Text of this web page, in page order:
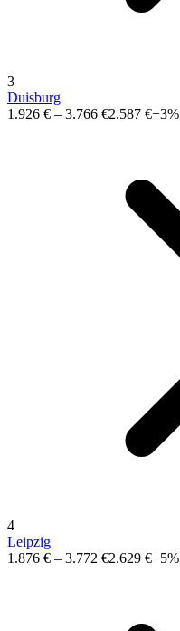
3
Duisburg
1.926 € – 3.766 €2.587 €+3%
4
Leipzig
1.876 € – 3.772 €2.629 €+5%